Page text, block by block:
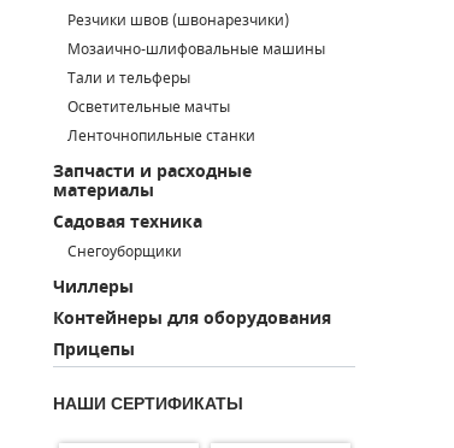
Резчики швов (швонарезчики)
Мозаично-шлифовальные машины
Тали и тельферы
Осветительные мачты
Ленточнопильные станки
Запчасти и расходные
материалы
Садовая техника
Снегоуборщики
Чиллеры
Контейнеры для оборудования
Прицепы
НАШИ СЕРТИФИКАТЫ
ПОРШНЕВЫЕ БЛОКИ
ДЕТАЛИ ПОРШНЕВЫХ КОМПРЕССОРОВ
ДЕТАЛИ СПИРАЛЬНЫХ КОМПРЕССОРОВ
ДЕТАЛИ НАСОСНОЙ ЧАСТИ
ДЕТАЛИ ПОГРУЖНЫХ НАСОСОВ
ШЛАНГИ ДЛЯ МОТОПОМП
ДЛЯ ВАКУУМНЫХ НАСОСОВ